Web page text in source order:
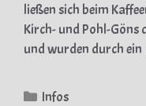
ließen sich beim
Kirch- und Pohl-Göns
und wurden durch
Kategorien
Infos